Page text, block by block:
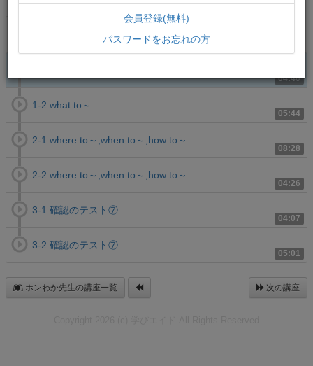
04:40
05:44
1-2 what to～
08:28
2-1 where to～,when to～,how to～
04:26
2-2 where to～,when to～,how to～
04:07
3-1 確認のテスト⑦
05:01
3-2 確認のテスト⑦
ホンわか先生の講座一覧 次の講座
会員登録(無料)
パスワードをお忘れの方